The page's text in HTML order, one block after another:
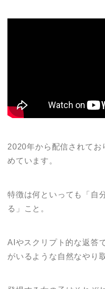
2020年から配信されてお
めています。
特徴は何といっても「自
る」こと。
AIやスクリプト的な返答
がいるような自然なやり